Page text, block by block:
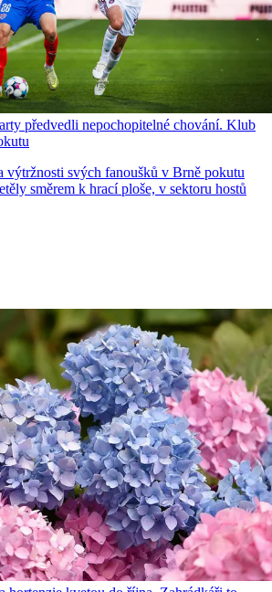
předvedli nepochopitelné chování. Klub
výtržnosti svých fanoušků v Brně pokutu
směrem k hrací ploše, v sektoru hostů